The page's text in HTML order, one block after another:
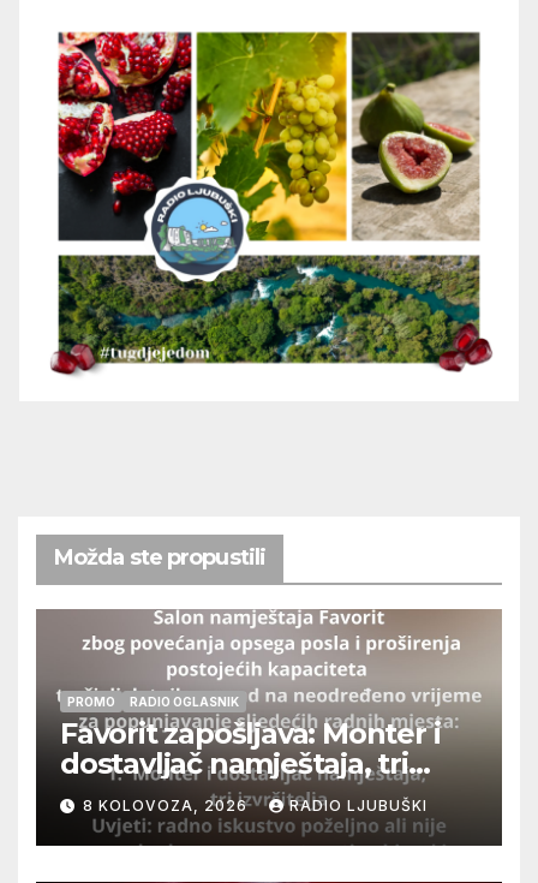
Možda ste propustili
PROMO RADIO OGLASNIK
Favorit zapošljava: Monter i
dostavljač namještaja, tri
izvršitelja
8 KOLOVOZA, 2026 RADIO LJUBUŠKI